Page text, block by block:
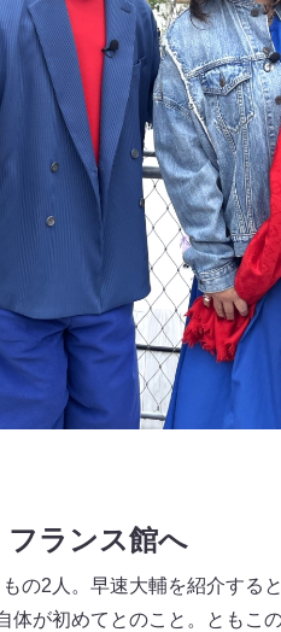
ランス館へ
の2人。早速大輔を紹介する
が初めてとのこと。ともこ